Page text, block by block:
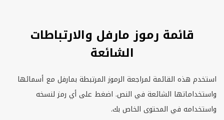
قائمة رموز مارفل والارتباطات
الشائعة
استخدم هذه القائمة لمراجعة الرموز المرتبطة بمارفل مع أسمائها
واستخداماتها الشائعة في النص. اضغط على أي رمز لنسخه
واستخدامه في المحتوى الخاص بك.